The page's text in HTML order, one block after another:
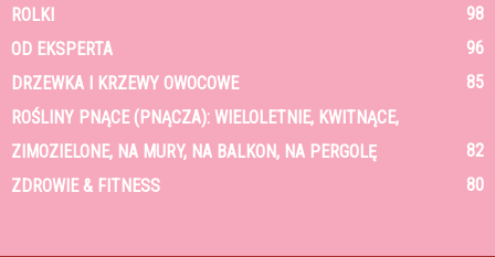
ROLKI
98
OD EKSPERTA
96
DRZEWKA I KRZEWY OWOCOWE
85
ROŚLINY PNĄCE (PNĄCZA): WIELOLETNIE, KWITNĄCE,
ZIMOZIELONE, NA MURY, NA BALKON, NA PERGOLĘ
82
ZDROWIE & FITNESS
80